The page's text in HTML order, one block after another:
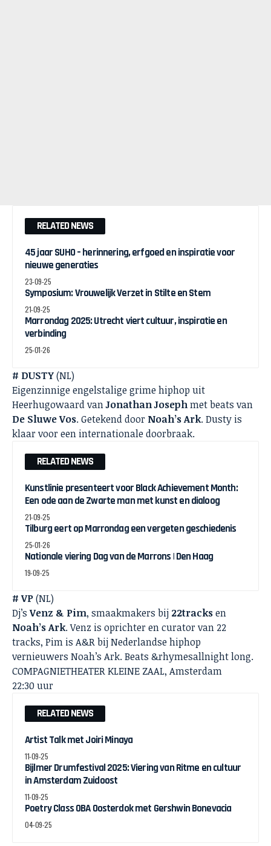
RELATED NEWS
45 jaar SUHO – herinnering, erfgoed en inspiratie voor
nieuwe generaties
23-09-25
Symposium: Vrouwelijk Verzet in Stilte en Stem
21-09-25
Marrondag 2025: Utrecht viert cultuur, inspiratie en
verbinding
25-01-26
# DUSTY(NL)
Eigenzinnige engelstalige grime hiphop uit
Heerhugowaard vanJonathan Josephmet beats van
De Sluwe Vos. Getekend door Noah’s Ark. Dusty is
klaar voor een internationale doorbraak.
RELATED NEWS
Kunstlinie presenteert voor Black Achievement Month:
Een ode aan de Zwarte man met kunst en dialoog
21-09-25
Tilburg eert op Marrondag een vergeten geschiedenis
25-01-26
Nationale viering Dag van de Marrons | Den Haag
19-09-25
# VP(NL)
Dj’sVenz & Pim, smaakmakers bij 22tracksen
Noah’s Ark. Venz is oprichter en curator van 22
tracks, Pim is A&R bij Nederlandse hiphop
vernieuwers Noah’s Ark. Beats &rhymesallnight long.
COMPAGNIETHEATER KLEINE ZAAL, Amsterdam
22:30 uur
RELATED NEWS
Artist Talk met Joiri Minaya
11-09-25
Bijlmer Drumfestival 2025: Viering van Ritme en cultuur
in Amsterdam Zuidoost
11-09-25
Poetry Class OBA Oosterdok met Gershwin Bonevacia
04-09-25